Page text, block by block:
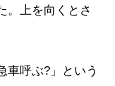
。上を向くとさ
車呼ぶ?」という